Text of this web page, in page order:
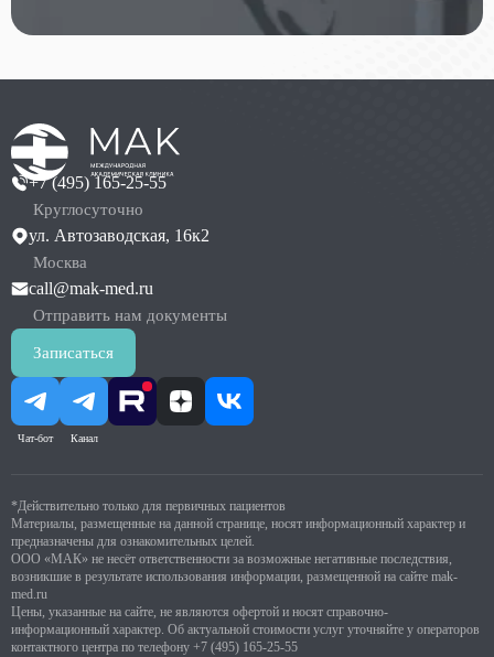
Круглосуточно
+7 (495) 165-25-55
Москва
ул. Автозаводская, 16к2
Отправить нам документы
call@mak-med.ru
Чат-бот Канал
Записаться
*Действительно только для первичных пациентов
Материалы, размещенные на данной странице, носят информационный характер и
предназначены для ознакомительных целей.
ООО «МАК» не несёт ответственности за возможные негативные последствия,
возникшие в результате использования информации, размещенной на сайте mak-
med.ru
Цены, указанные на сайте, не являются офертой и носят справочно-
информационный характер. Об актуальной стоимости услуг уточняйте у операторов
контактного центра по телефону +7 (495) 165-25-55